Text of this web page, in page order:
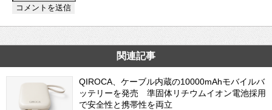
関連記事
QIROCA、ケーブル内蔵の10000mAhモバイルバ
ッテリーを発売 準固体リチウムイオン電池採用
で安全性と携帯性を両立